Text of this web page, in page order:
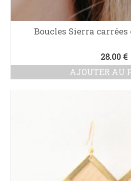
Boucles Sierra
28.00 €
AJOUTER AU